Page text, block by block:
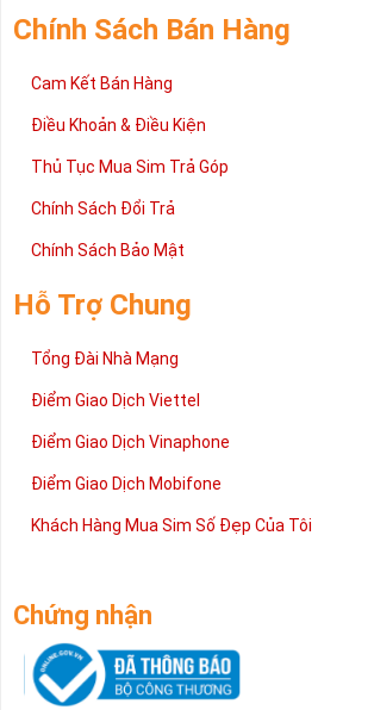
Chính Sách Bán Hàng
Cam Kết Bán Hàng
Điều Khoản & Điều Kiện
Thủ Tục Mua Sim Trả Góp
Chính Sách Đổi Trả
Chính Sách Bảo Mật
Hỗ Trợ Chung
Tổng Đài Nhà Mạng
Điểm Giao Dịch Viettel
Điểm Giao Dịch Vinaphone
Điểm Giao Dịch Mobifone
Khách Hàng Mua Sim Số Đẹp Của Tôi
Chứng nhận